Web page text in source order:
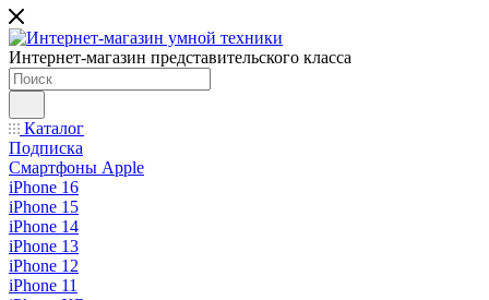
Интернет-магазин представительского класса
Каталог
Подписка
Смартфоны Apple
iPhone 16
iPhone 15
iPhone 14
iPhone 13
iPhone 12
iPhone 11